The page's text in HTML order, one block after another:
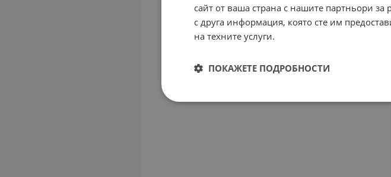
сайт от ваша страна с нашите партньори
с друга информация, която сте им
на техните услуги.
ПОКАЖЕТЕ ПОДРОБНОСТИ